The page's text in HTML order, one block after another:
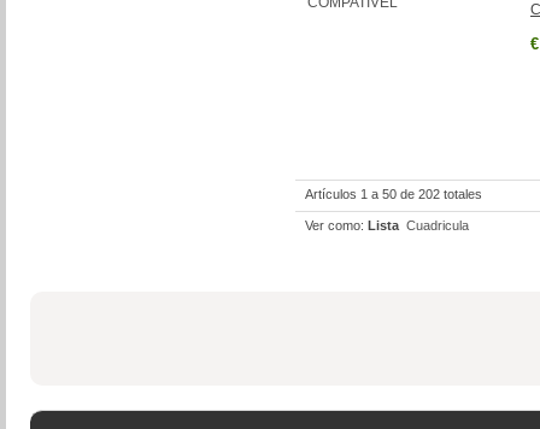
Artículos 1 a 50 de 202 totales
Ver como: Lista Cuadricula